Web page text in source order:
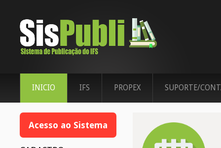
INICIO IFS PROPEX SUPORTE/
Acesso ao Sistema